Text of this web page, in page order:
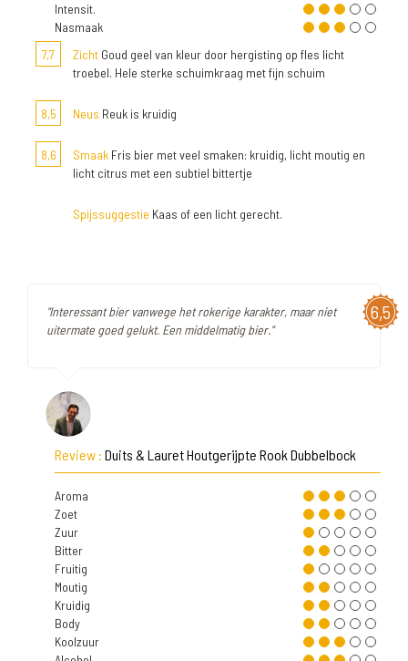
Intensit.
Nasmaak
7,7
Zicht Goud geel van kleur door hergisting op fles licht
troebel. Hele sterke schuimkraag met fijn schuim
8,5 Neus Reuk is kruidig
8,6 Smaak Fris bier met veel smaken: kruidig, licht moutig en
licht citrus met een subtiel bittertje
Spijssuggestie Kaas of een licht gerecht.
6,5
"Interessant bier vanwege het rokerige karakter, maar niet
uitermate goed gelukt. Een middelmatig bier."
Review : Duits & Lauret Houtgerijpte Rook Dubbelbock
Aroma
Zoet
Zuur
Bitter
Fruitig
Moutig
Kruidig
Body
Koolzuur